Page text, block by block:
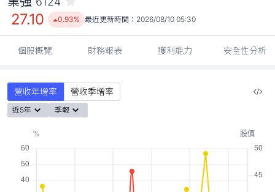
27.10 0.93% 最近更新時間： 2026/08/10 05:30
個股概覽 財務報表 獲利能力 安全性分析
營收年增率 營收季增率
近5年 季報